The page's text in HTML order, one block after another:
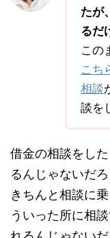
たが
るだ
この
こち
相談
談を
借金の相談をし
るんじゃないだろ
きちんと相談に
ういった所に相